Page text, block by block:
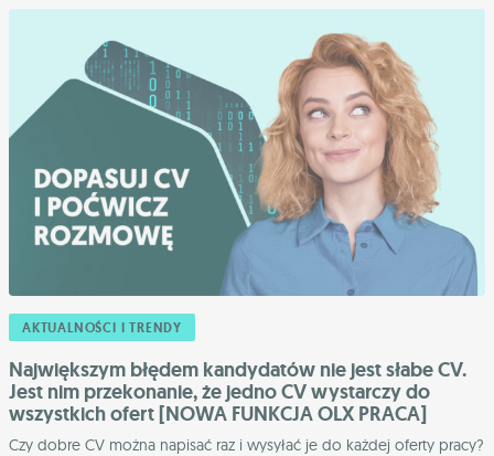
AKTUALNOŚCI I TRENDY
Największym błędem kandydatów nie jest słabe CV.
Jest nim przekonanie, że jedno CV wystarczy do
wszystkich ofert [NOWA FUNKCJA OLX PRACA]
Czy dobre CV można napisać raz i wysyłać je do każdej oferty pracy?